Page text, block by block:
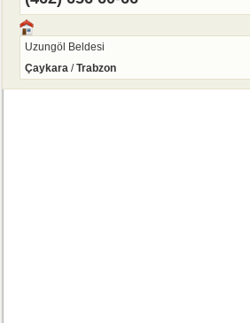
Uzungöl Beldesi
Çaykara/Trabzon